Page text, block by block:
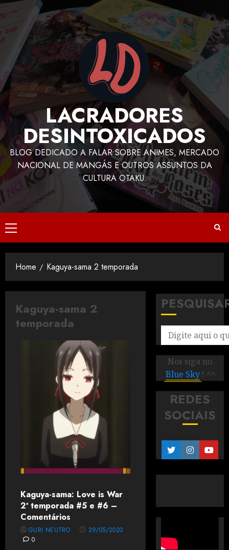
LACRADORES
DESINTOXICADOS
BLOG DEDICADO A FALAR SOBRE ANIMES, MERCADO
NACIONAL DE MANGÁS E OUTROS ASSUNTOS DA
CULTURA OTAKU.
Home Kaguya-sama 2 temporada
Kaguya-sama 2
temporada
Kaguya-sama: Love is War
2ª temporada #5 e #6 –
Comentários
GURI NEUTRO
29/05/2020
0
Nos siga no
Blue Sky ! ^^
REDES
SOCIAIS